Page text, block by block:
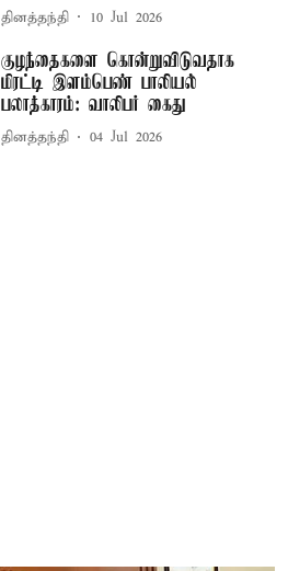
தினத்தந்தி 10 Jul 2026
குழந்தைகளை கொன்றுவிடுவதாக
மிரட்டி இளம்பெண் பாலியல்
பலாத்காரம்: வாலிபர் கைது
தினத்தந்தி 04 Jul 2026